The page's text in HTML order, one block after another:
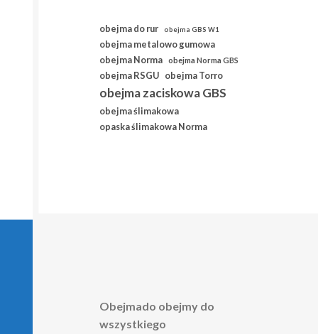
obejma do rur obejma GBS W1
obejma metalowo gumowa
obejma Norma obejma Norma GBS
obejma RSGU obejma Torro
obejma zaciskowa GBS
obejma ślimakowa
opaska ślimakowa Norma
Obejmado obejmy do
wszystkiego